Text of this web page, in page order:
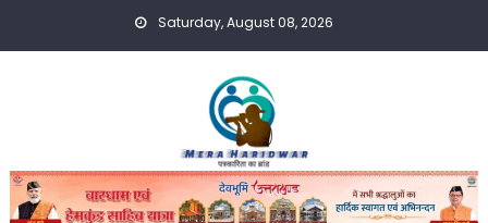
Saturday, August 08, 2026